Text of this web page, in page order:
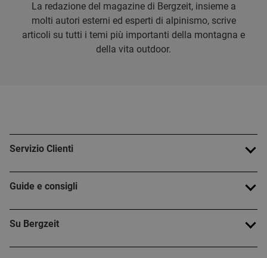
La redazione del magazine di Bergzeit, insieme a
molti autori esterni ed esperti di alpinismo, scrive
articoli su tutti i temi più importanti della montagna e
della vita outdoor.
Servizio Clienti
Guide e consigli
Su Bergzeit